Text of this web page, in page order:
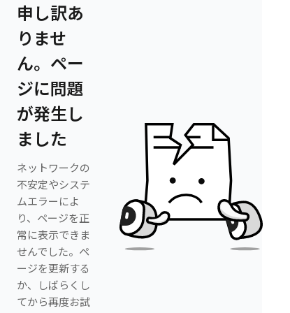
申し訳あ
りませ
ん。ペー
ジに問題
が発生し
ました
ネットワークの
不安定やシステ
ムエラーによ
り、ページを正
常に表示できま
せんでした。ペ
ージを更新する
か、しばらくし
てから再度お試